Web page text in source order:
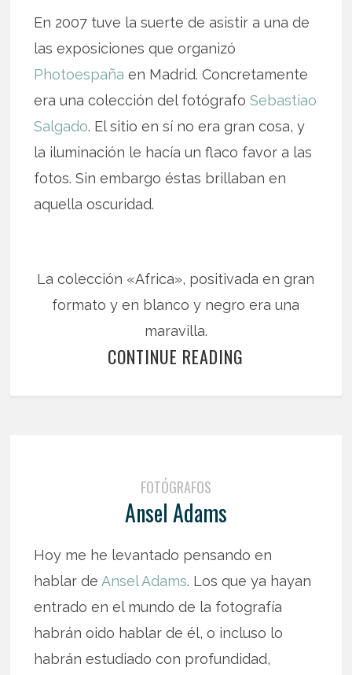
En 2007 tuve la suerte de asistir a una de
las exposiciones que organizó
Photoespaña en Madrid. Concretamente
era una colección del fotógrafoSebastiao
Salgado. El sitio en sí no era gran cosa, y
la iluminación le hacía un flaco favor a las
fotos. Sin embargo éstas brillaban en
aquella oscuridad.
La colección «Africa», positivada en gran
formato y en blanco y negro era una
maravilla.
CONTINUE READING
FOTÓGRAFOS
Ansel Adams
Hoy me he levantado pensando en
hablar de Ansel Adams. Los que ya hayan
entrado en el mundo de la fotografía
habrán oido hablar de él, o incluso lo
habrán estudiado con profundidad,